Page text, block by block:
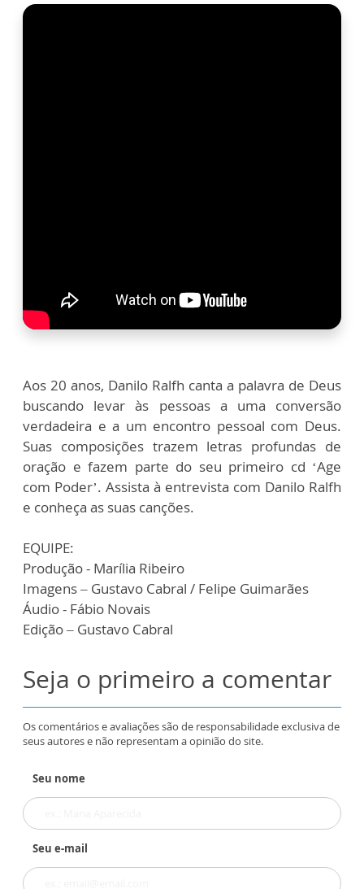
Aos 20 anos, Danilo Ralfh canta a palavra de Deus
buscando levar às pessoas a uma conversão
verdadeira e a um encontro pessoal com Deus.
Suas composições trazem letras profundas de
oração e fazem parte do seu primeiro cd ‘Age
com Poder’. Assista à entrevista com Danilo Ralfh
e conheça as suas canções.
EQUIPE:
Produção - Marília Ribeiro
Imagens – Gustavo Cabral / Felipe Guimarães
Áudio - Fábio Novais
Edição – Gustavo Cabral
Seja o primeiro a comentar
Os comentários e avaliações são de responsabilidade exclusiva de
seus autores e não representam a opinião do site.
Seu nome
Seu e-mail